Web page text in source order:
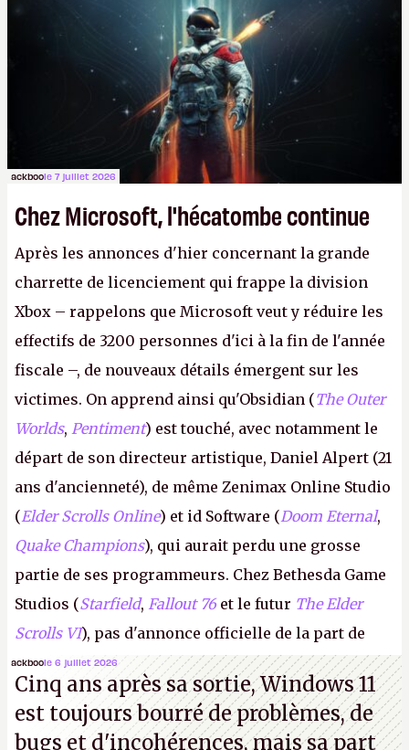
Lapins Crétins) et l'Obsidian d'aujourd'hui n'est plus
le même studio qu'il y a 15 ans. Mais bon, OK, on
peut commencer à fantasmer.A.
ackboole 7 juillet 2026
Chez Microsoft, l'hécatombe continue
Après les annonces d'hier concernant la grande
charrette de licenciement qui frappe la division
Xbox – rappelons que Microsoft veut y réduire les
effectifs de 3200 personnes d'ici à la fin de l'année
fiscale –, de nouveaux détails émergent sur les
victimes. On apprend ainsi qu'Obsidian (The Outer
Worlds, Pentiment) est touché, avec notamment le
départ de son directeur artistique, Daniel Alpert (21
ans d'ancienneté), de même Zenimax Online Studio
(Elder Scrolls Online) et id Software (Doom Eternal,
Quake Champions), qui aurait perdu une grosse
partie de ses programmeurs. Chez Bethesda Game
Studios (Starfield, Fallout 76 et le futur The Elder
Scrolls VI), pas d'annonce officielle de la part de
Microsoft, mais le syndicat des employés confirme
de nombreux licenciements.A.
ackboole 6 juillet 2026
Cinq ans après sa sortie, Windows 11
est toujours bourré de problèmes, de
bugs et d'incohérences, mais sa part